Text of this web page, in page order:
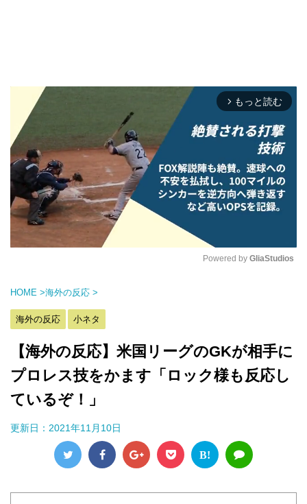
arrow_forward_ios もっと読む
Powered by GliaStudios
HOME >海外の反応 >
海外の反応 小ネタ
【海外の反応】米国リーグのGKが相手に
プロレス技をかます「ロック様も反応し
ているぞ！」
更新日： 2021年11月10日
B!